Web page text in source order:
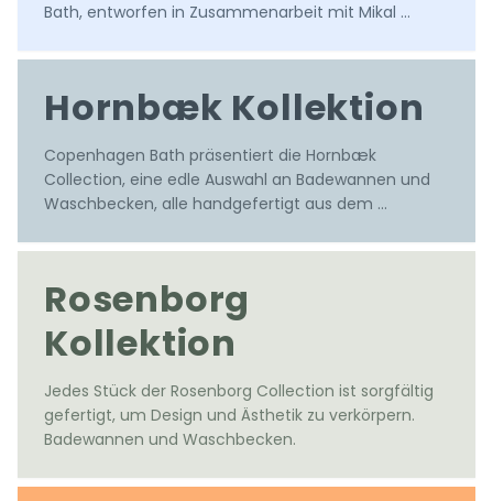
Bath, entworfen in Zusammenarbeit mit Mikal
Hornbæk Kollektion
Copenhagen Bath präsentiert die Hornbæk
Collection, eine edle Auswahl an Badewannen und
Waschbecken, alle handgefertigt aus dem
Rosenborg
Kollektion
Jedes Stück der Rosenborg Collection ist sorgfältig
gefertigt, um Design und Ästhetik zu verkörpern.
Badewannen und Waschbecken.